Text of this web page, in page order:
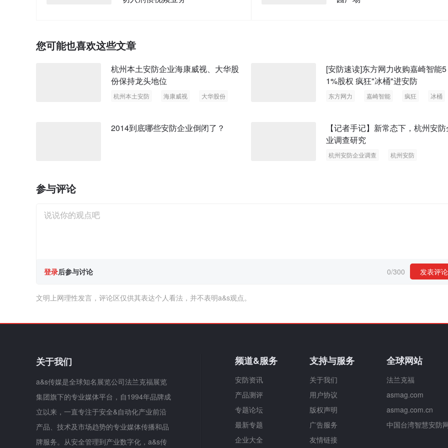
您可能也喜欢这些文章
杭州本土安防企业海康威视、大华股
份保持龙头地位
杭州本土安防 海康威视 大华股份
[安防速读]东方网力收购嘉崎智能5
1%股权 疯狂"冰桶"进安防
东方网力 嘉崎智能 疯狂 冰桶
2014到底哪些安防企业倒闭了？
【记者手记】新常态下，杭州安
业调查研究
杭州安防企业调查 杭州安防
参与评论
登录后参与讨论 0/300 发表评论
文明上网理性发言，评论区仅供其表达个人看法，并不表明a&s观点。
关于我们
a&s传媒是全球知名展览公司法兰克福展览
集团旗下的专业媒体平台，自1994年品牌成
立以来，一直专注于安全&自动化产业前沿
产品、技术及市场趋势的专业媒体传播和品
牌服务。从安全管理到产业数字化，a&s传
频道&服务
安防资讯
产品测评
专题论坛
最新专题
企业大全
支持与服务
关于我们
用户协议
版权声明
广告服务
友情链接
全球网站
法兰克福
asmag.com
asmag.com.cn
中国台湾智慧安防